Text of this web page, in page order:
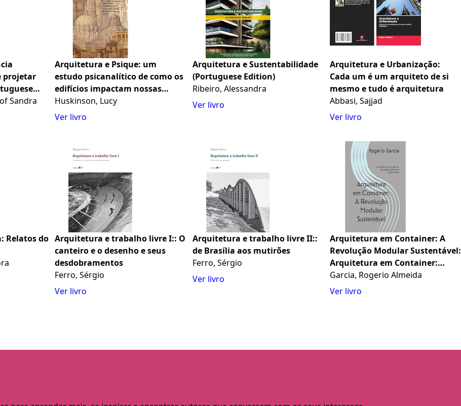
projetar
Sandra
Arquitetura e Psique: um
estudo psicanalítico de como os
edifícios impactam nossas
vidas: 378
Huskinson, Lucy
Ver livro
Arquitetura e Sustentabilidade
(Portuguese Edition)
Ribeiro, Alessandra
Ver livro
Arquitetura e Urbanização:
Cada um é um arquiteto de si
mesmo e tudo é arquitetura
Abbasi, Sajjad
Ver livro
Relatos do Arquitetura e trabalho livre I:: O
canteiro e o desenho e seus
desdobramentos
Ferro, Sérgio
Ver livro
Arquitetura e trabalho livre II::
de Brasília aos mutirões
Ferro, Sérgio
Ver livro
Arquitetura em Container: A
Revolução Modular Sustentável:
Arquitetura em Container:
Soluções Modernas e
Sustentáveis (Portuguese
Garcia, Rogerio Almeida
Ver livro